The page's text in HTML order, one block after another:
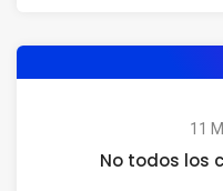
11
No todos los